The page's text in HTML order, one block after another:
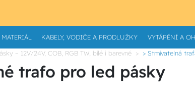
KABELY, VODIČE A PRODLUŽKY VYTÁPĚNÍ A
– 12V/24V, COB, RGB TW, bílé i barevné > Stmívatelná
trafo pro led pásky